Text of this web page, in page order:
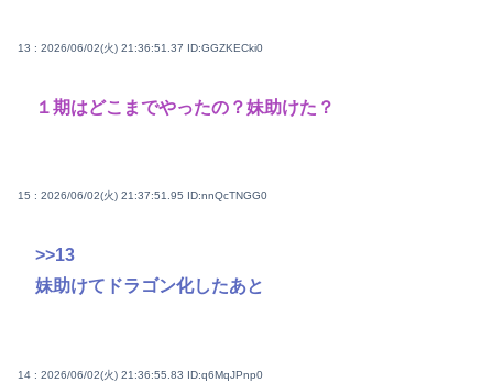
13 : 2026/06/02(火) 21:36:51.37 ID:GGZKECki0
１期はどこまでやったの？妹助けた？
15 : 2026/06/02(火) 21:37:51.95 ID:nnQcTNGG0
>>13
妹助けてドラゴン化したあと
14 : 2026/06/02(火) 21:36:55.83 ID:q6MqJPnp0